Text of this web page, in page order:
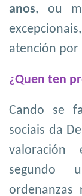
anos, ou
atención por
¿Quen ten
Cando se
sociais da
valoración
segundo
ordenanzas